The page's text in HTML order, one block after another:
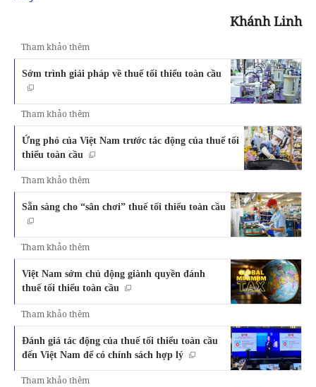
Khánh Linh
Tham khảo thêm
Sớm trình giải pháp về thuế tối thiểu toàn cầu
Tham khảo thêm
Ứng phó của Việt Nam trước tác động của thuế tối
thiểu toàn cầu
Tham khảo thêm
Sẵn sàng cho “sân chơi” thuế tối thiểu toàn cầu
Tham khảo thêm
Việt Nam sớm chủ động giành quyền đánh
thuế tối thiểu toàn cầu
Tham khảo thêm
Đánh giá tác động của thuế tối thiểu toàn cầu
đến Việt Nam để có chính sách hợp lý
Tham khảo thêm